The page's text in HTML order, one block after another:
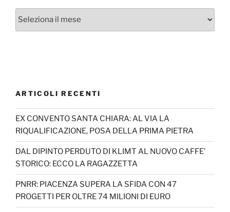
Archivi
ARTICOLI RECENTI
EX CONVENTO SANTA CHIARA: AL VIA LA
RIQUALIFICAZIONE, POSA DELLA PRIMA PIETRA
DAL DIPINTO PERDUTO DI KLIMT AL NUOVO CAFFE’
STORICO: ECCO LA RAGAZZETTA
PNRR: PIACENZA SUPERA LA SFIDA CON 47
PROGETTI PER OLTRE 74 MILIONI DI EURO